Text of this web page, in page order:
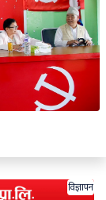
विज्ञापन